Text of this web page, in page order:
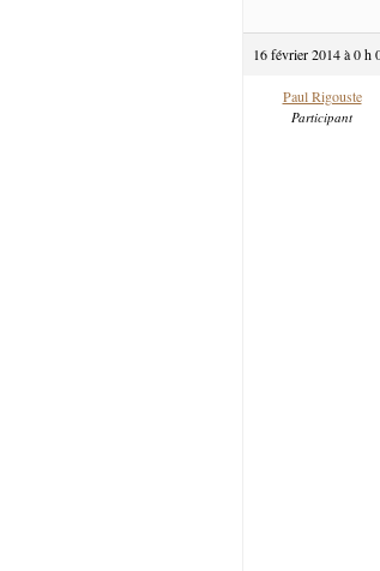
16 février 2014 à 0 h
Paul Rigouste
Participant